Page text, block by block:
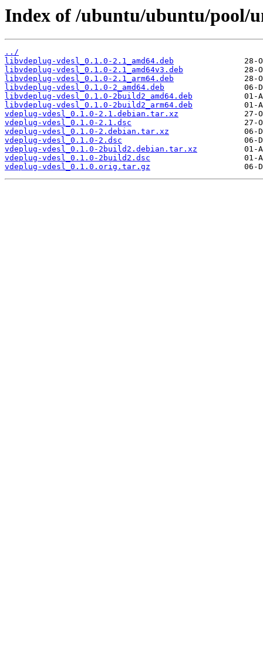
Index of /ubuntu/ubuntu/pool/
../
libvdeplug-vdesl_0.1.0-2.1_amd64.deb
libvdeplug-vdesl_0.1.0-2.1_amd64v3.deb
libvdeplug-vdesl_0.1.0-2.1_arm64.deb
libvdeplug-vdesl_0.1.0-2_amd64.deb
libvdeplug-vdesl_0.1.0-2build2_amd64.deb
libvdeplug-vdesl_0.1.0-2build2_arm64.deb
vdeplug-vdesl_0.1.0-2.1.debian.tar.xz
vdeplug-vdesl_0.1.0-2.1.dsc
vdeplug-vdesl_0.1.0-2.debian.tar.xz
vdeplug-vdesl_0.1.0-2.dsc
vdeplug-vdesl_0.1.0-2build2.debian.tar.xz
vdeplug-vdesl_0.1.0-2build2.dsc
vdeplug-vdesl_0.1.0.orig.tar.gz